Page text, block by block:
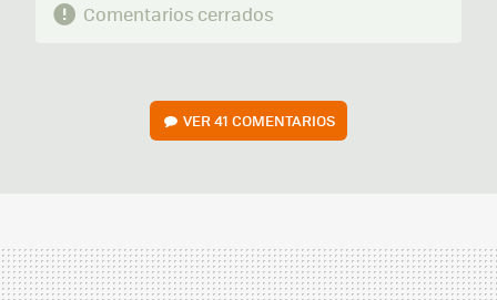
Comentarios cerrados
VER41 COMENTARIOS